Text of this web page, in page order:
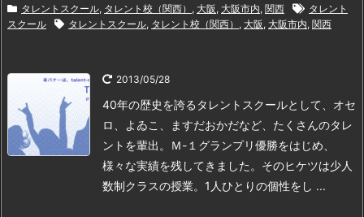
タレントスクール, タレント校（関西） , 大阪, 大阪市内, 関西
タレント
スクール
タレントスクール, タレント校（関西） , 大阪, 大阪市内, 関西
2013/05/28
40年の歴史を誇るタレントスクールとして、オセ
ロ、よゐこ、ますだおかだなど、たくさんのタレ
ントを輩出。
Ｍ-１グランプリ優勝をはじめ、
様々な実績を残してきました。そのヒケツは少人
数制クラスの授業。1人ひとりの個性をし ...